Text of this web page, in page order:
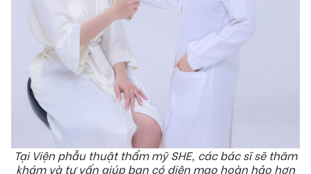
Tại Viện phẫu thuật thẩm mỹ SHE, các bác sĩ sẽ thăm
khám và tư vấn giúp bạn có diện mạo hoàn hảo hơn